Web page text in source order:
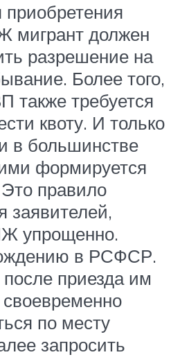
приобретения
мигрант должен
разрешение на
Более того,
также требуется
квоту. И только
в большинстве
формируется
правило
заявителей,
упрощенно.
в РСФСР.
приезда им
своевременно
по месту
запросить